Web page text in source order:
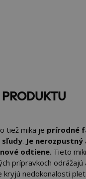
tiež mika je prírodné
sľudy. Je nerozpustný
odtiene. Tieto
prípravkoch
kryjú nedokonalosti